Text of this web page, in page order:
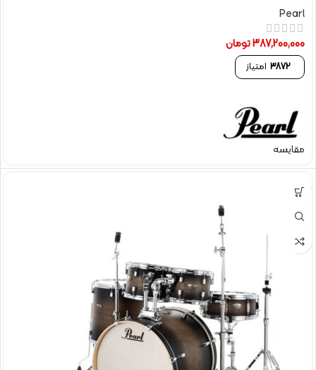
Pearl
387,200,000تومان
3872 امتیاز
مقایسه